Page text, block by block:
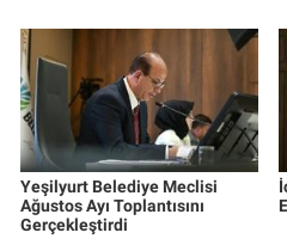
Yeşilyurt Belediye Meclisi
Ağustos Ayı Toplantısını
Gerçekleştirdi